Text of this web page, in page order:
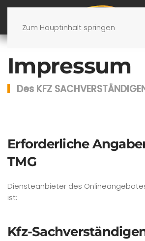
Zum Hauptinhalt springen
Impressum
Des KFZ
Erforderliche
TMG
Diensteanbieter des
ist:
Kfz-